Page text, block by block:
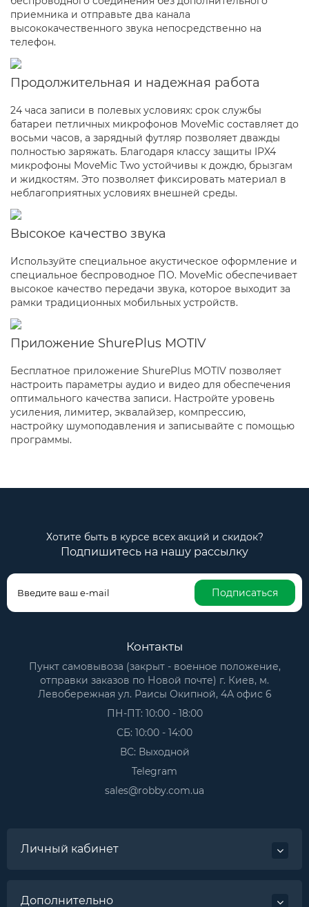
приемника и отправьте два канала
высококачественного звука непосредственно на
телефон.
Продолжительная и надежная работа
24 часа записи в полевых условиях: срок службы
батареи петличных микрофонов MoveMic составляет до
восьми часов, а зарядный футляр позволяет дважды
полностью заряжать. Благодаря классу защиты IPX4
микрофоны MoveMic Two устойчивы к дождю, брызгам
и жидкостям. Это позволяет фиксировать материал в
неблагоприятных условиях внешней среды.
Высокое качество звука
Используйте специальное акустическое оформление и
специальное беспроводное ПО. MoveMic обеспечивает
высокое качество передачи звука, которое выходит за
рамки традиционных мобильных устройств.
Приложение ShurePlus MOTIV
Бесплатное приложение ShurePlus MOTIV позволяет
настроить параметры аудио и видео для обеспечения
оптимального качества записи. Настройте уровень
усиления, лимитер, эквалайзер, компрессию,
настройку шумоподавления и записывайте с помощью
программы.
Хотите быть в курсе всех акций и скидок?
Подпишитесь на нашу рассылку
Подписаться
Контакты
Пункт самовывоза (закрыт - военное положение,
отправки заказов по Новой почте) г. Киев, м.
Левобережная ул. Раисы Окипной, 4А офис 6
ПН-ПТ: 10:00 - 18:00
СБ: 10:00 - 14:00
ВС: Выходной
Telegram
sales@robby.com.ua
Личный кабинет
Дополнительно